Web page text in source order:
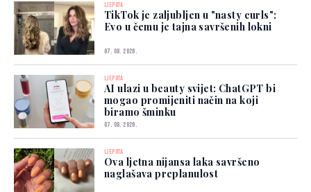
LJEPOTA
TikTok je zaljubljen u "nasty curls":
Evo u čemu je tajna savršenih lokni
07. 08. 2026.
LJEPOTA
AI ulazi u beauty svijet: ChatGPT bi
mogao promijeniti način na koji
biramo šminku
07. 08. 2026.
LJEPOTA
Ova ljetna nijansa laka savršeno
naglašava preplanulost